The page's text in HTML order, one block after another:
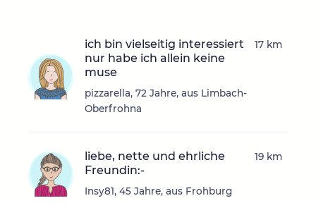
ich bin vielseitig interessiert
nur habe ich allein keine
muse
pizzarella, 72 Jahre, aus Limbach-
Oberfrohna
17 km
liebe, nette und ehrliche
Freundin:-
Insy81, 45 Jahre, aus Frohburg
19 km